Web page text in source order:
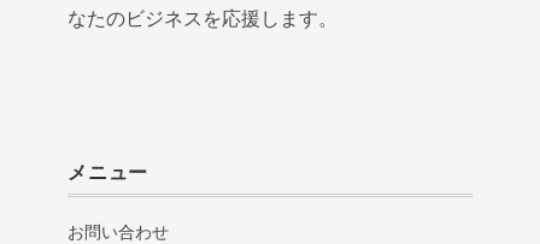
なたのビジネスを応援します。
メニュー
お問い合わせ